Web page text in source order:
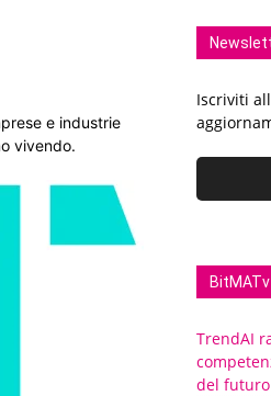
e industrie
vivendo.
Iscriviti
TrendAI
del futuro